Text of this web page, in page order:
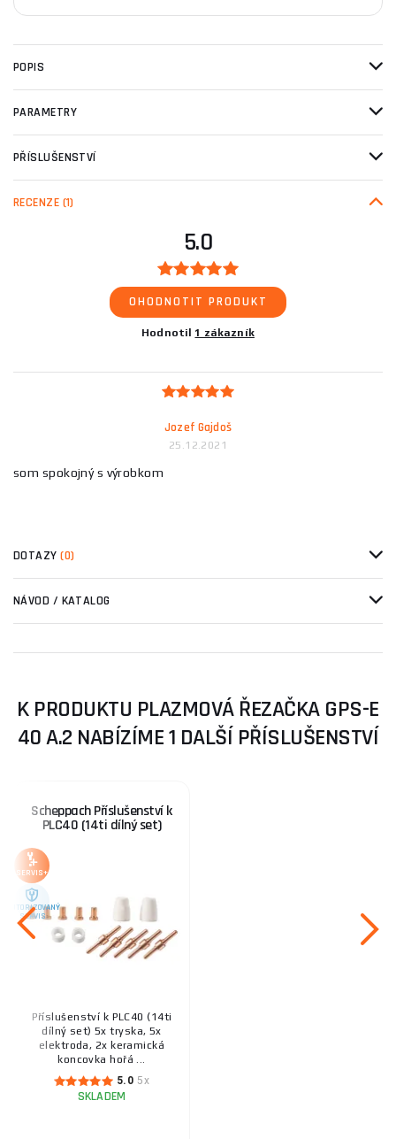
POPIS
PARAMETRY
PŘÍSLUŠENSTVÍ
RECENZE (1)
5.0
OHODNOTIT PRODUKT
Hodnotil 1 zákazník
Jozef Gajdoš
25.12.2021
som spokojný s výrobkom
DOTAZY(0)
NÁVOD / KATALOG
K PRODUKTU PLAZMOVÁ ŘEZAČKA GPS-E
40 A.2 NABÍZÍME 1 DALŠÍ PŘÍSLUŠENSTVÍ
Scheppach Příslušenství k
PLC40 (14ti dílný set)
SERVIS+
AUTORIZOVANÝ
SERVIS
Příslušenství k PLC40 (14ti
dílný set) 5x tryska, 5x
elektroda, 2x keramická
koncovka hořá ...
5.0 5x
SKLADEM